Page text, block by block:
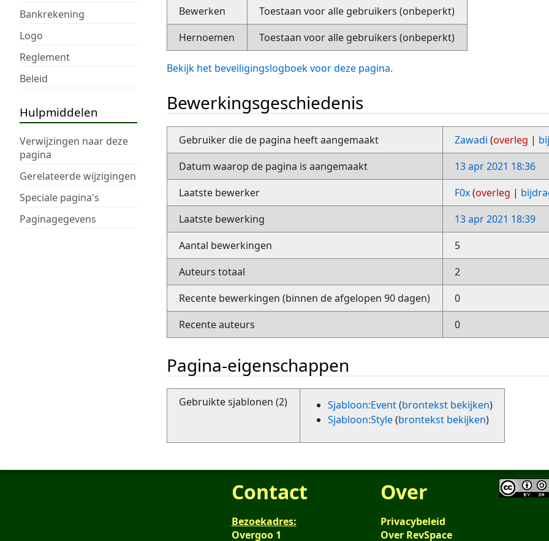
Bankrekening
Logo
Reglement
Beleid
Hulpmiddelen
Verwijzingen naar deze
pagina
Gerelateerde wijzigingen
Speciale pagina's
Paginagegevens
Bewerken
Toestaan voor alle gebruikers (onbeperkt)
Hernoemen
Toestaan voor alle gebruikers (onbeperkt)
Bekijk het beveiligingslogboek voor deze pagina.
Bewerkingsgeschiedenis
Gebruiker die de pagina heeft aangemaakt Zawadi (overleg |
Datum waarop de pagina is aangemaakt
13 apr 2021 18:36
Laatste bewerker
F0x(overleg |
Laatste bewerking
13 apr 2021 18:39
Aantal bewerkingen
5
Auteurs totaal
2
Recente bewerkingen (binnen de afgelopen 90 dagen)
0
Recente auteurs
0
Pagina-eigenschappen
Gebruikte sjablonen (2) Sjabloon:Event(brontekst bekijken)
Sjabloon:Style(brontekst bekijken)
Contact
Bezoekadres:
Overgoo 1
Over
Privacybeleid
Over RevSpace